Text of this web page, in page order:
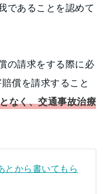
であることを認めて
の請求をする際に必
償を請求すること
なく、交通事故治療
とから書いてもら